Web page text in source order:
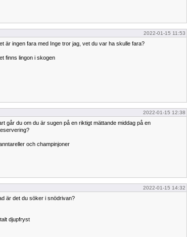
2022-01-15 11:53
är ingen fara med Inge tror jag, vet du var ha skulle fara?
finns lingon i skogen
2022-01-15 12:38
går du om du är sugen på en riktigt mättande middag på en
och champinjoner
2022-01-15 14:32
är det du söker i snödrivan?
djupfryst